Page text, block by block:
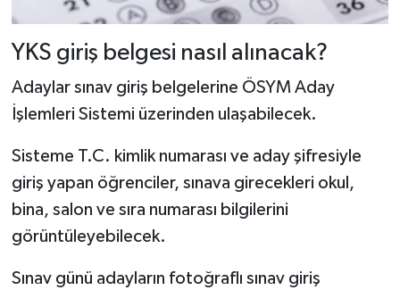
YKS giriş belgesi nasıl alınacak?
Adaylar sınav giriş belgelerine ÖSYM Aday
İşlemleri Sistemi üzerinden ulaşabilecek.
Sisteme T.C. kimlik numarası ve aday şifresiyle
giriş yapan öğrenciler, sınava girecekleri okul,
bina, salon ve sıra numarası bilgilerini
görüntüleyebilecek.
Sınav günü adayların fotoğraflı sınav giriş